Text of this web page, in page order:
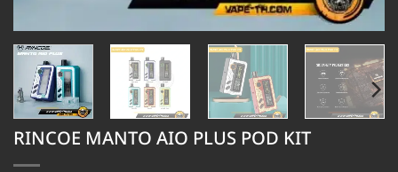
RINCOE MANTO AIO PLUS POD KIT